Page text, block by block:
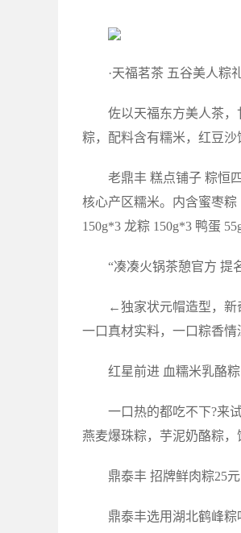
·天福茗茶 五谷美人粽
佐以天福东方美人茶
粽，配料含有糯米，红豆沙
老鼎丰 糕点铺子 粽恒
核心产区糯米。内含蜜枣粽
150g*3 龙粽 150g*3 鸭蛋
“凑凑火锅茶憩官方 提
←独家状元帽造型，新
一口真材实料，一口粽香情
红星前进 血糯米乳酪
一口热的都吃不下?来
燕麦爆珠粽，芋泥奶酪粽，
鼎泰丰 招牌鲜肉粽25
鼎泰丰选用湖北鹤峰